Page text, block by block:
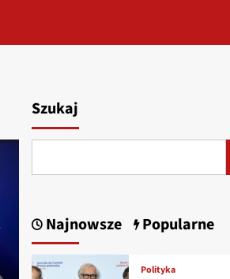
Szukaj
Najnowsze Popularne
Polityka